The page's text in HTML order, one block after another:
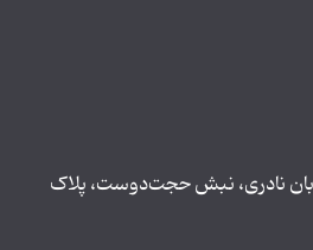
نادری، نبش حجت‌دوست، پلاک